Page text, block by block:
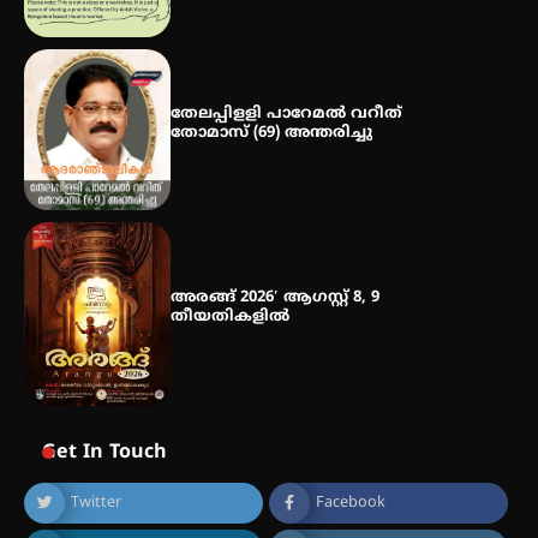
തേലപ്പിളളി പാറേമൽ വറീത്
തോമാസ് (69) അന്തരിച്ചു
അരങ്ങ് 2026′ ആഗസ്റ്റ് 8, 9
തീയതികളിൽ
Get In Touch
Twitter Facebook